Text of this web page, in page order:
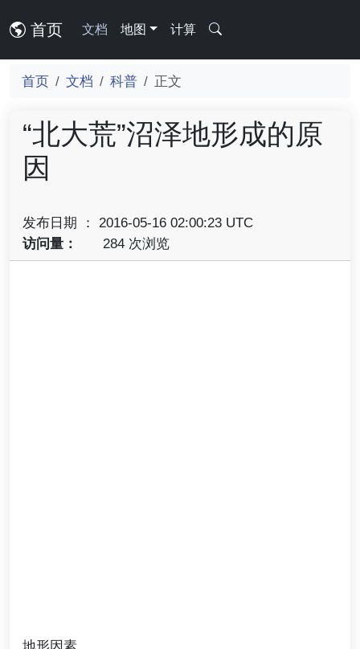
首页 文档 地图 计算
首页 文档 科普 正文
“北大荒”沼泽地形成的原
因
发布日期 ： 2016-05-16 02:00:23 UTC
访问量：
284 次浏览
地形因素